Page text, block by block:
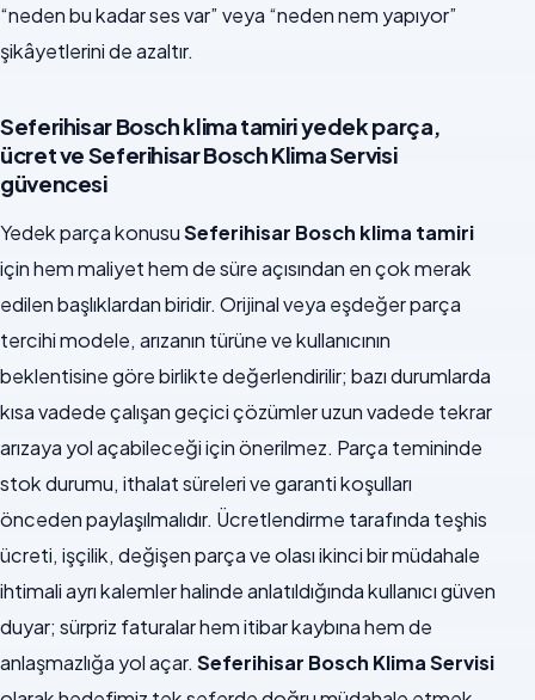
“neden bu kadar ses var” veya “neden nem yapıyor”
şikâyetlerini de azaltır.
Seferihisar Bosch klima tamiri yedek parça,
ücret ve Seferihisar Bosch Klima Servisi
güvencesi
Yedek parça konusuSeferihisar Bosch klima tamiri
için hem maliyet hem de süre açısından en çok merak
edilen başlıklardan biridir. Orijinal veya eşdeğer parça
tercihi modele, arızanın türüne ve kullanıcının
beklentisine göre birlikte değerlendirilir; bazı durumlarda
kısa vadede çalışan geçici çözümler uzun vadede tekrar
arızaya yol açabileceği için önerilmez. Parça temininde
stok durumu, ithalat süreleri ve garanti koşulları
önceden paylaşılmalıdır. Ücretlendirme tarafında teşhis
ücreti, işçilik, değişen parça ve olası ikinci bir müdahale
ihtimali ayrı kalemler halinde anlatıldığında kullanıcı güven
duyar; sürpriz faturalar hem itibar kaybına hem de
anlaşmazlığa yol açar. Seferihisar Bosch Klima Servisi